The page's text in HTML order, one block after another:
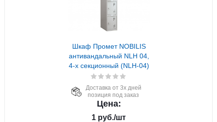
Шкаф Промет NOBILIS
антивандальный NLH 04,
4-х секционный (NLH-04)
Доставка от 3х дней
позиция под заказ
Цена:
1 руб./шт